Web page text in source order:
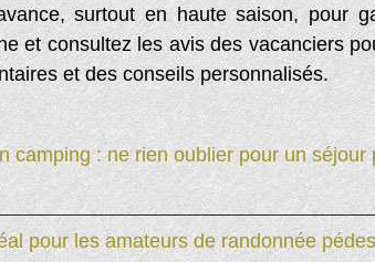
surtout en haute saison, pour
et consultez les avis des vacanciers
et des conseils personnalisés.
camping : ne rien oublier pour un séjour
pour les amateurs de randonnée